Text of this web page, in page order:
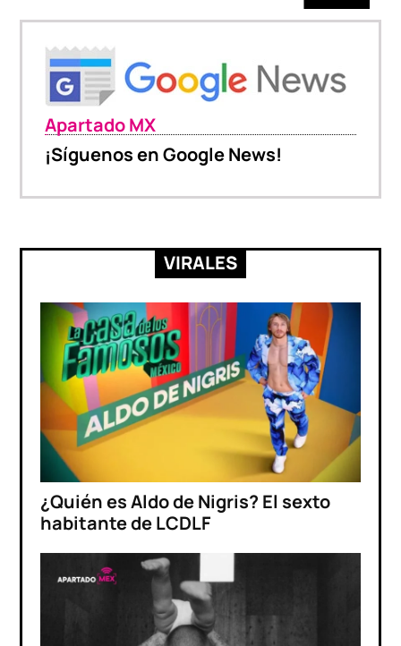
Apartado MX
¡Síguenos en Google News!
VIRALES
¿Quién es Aldo de Nigris? El sexto
habitante de LCDLF